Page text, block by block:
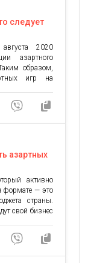
следует
2020
азартного
образом,
игр на
требования к
и
и какие
азартных
активно
формате — это
страны.
свой бизнес
не
стоимость